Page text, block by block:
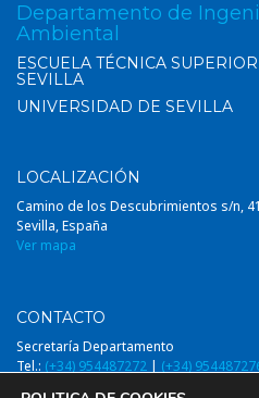
Departamento de
Ambiental
ESCUELA TÉCNICA
SEVILLA
UNIVERSIDAD DE SEVILLA
LOCALIZACIÓN
Camino de los Descubrimientos s/n,
Sevilla, España
Ver mapa
CONTACTO
Secretaría Departamento
Tel.: (+34) 954487272 | (+34)